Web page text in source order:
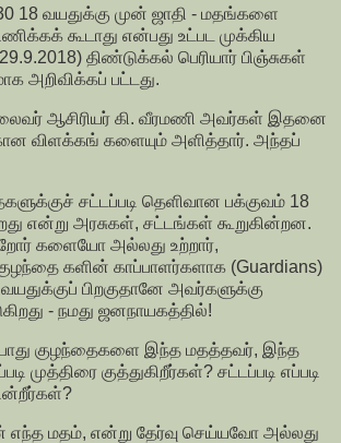
18 வயதுக்கு முன் ஜாதி - மதங்களை
கூடாது என்பது உட்பட முக்கிய
திண்டுக்கல் பெரியார் பிஞ்சுகள்
அறிவிக்கப் பட்டது.
ஆசிரியர் கி. வீரமணி அவர்கள் இதனை
விளக்கங் களையும் அளித்தார். அந்தப்
சட்டப்படி தெளிவான பக்குவம் 18
என்று அரசுகள், சட்டங்கள் கூறுகின்றன.
களையோ அல்லது உற்றார்,
களின் காப்பாளர்களாக (Guardians)
பிறகுதானே அவர்களுக்கு
- நமது ஜனநாயகத்தில்!
குழந்தைகளை இந்த மதத்தவர், இந்த
முத்திரை குத்துகிறீர்கள்? சட்டப்படி எப்படி
எந்த மதம், என்று தேர்வு செய்யவோ அல்லது